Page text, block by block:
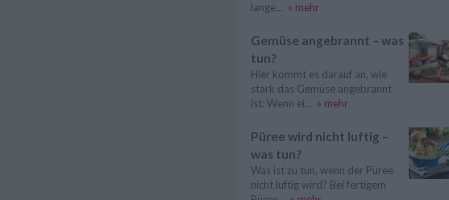
lange... » mehr
Gemüse angebrannt – was
tun?
Hier kommt es darauf an, wie
stark das Gemüse angebrannt
ist: Wenn ei... » mehr
Püree wird nicht luftig –
was tun?
Was ist zu tun, wenn der Püree
nicht luftig wird? Bei fertigem